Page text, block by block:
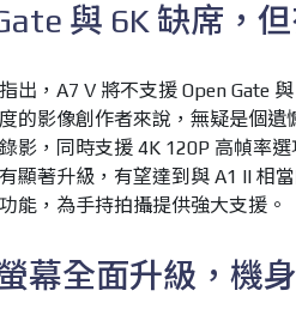
與 6K 缺席，
出，A7 V 將不支援 Open Gate
的影像創作者來說，無疑是個
影，同時支援 4K 120P 高幀率
顯著升級，有望達到與 A1 II 相
能，為手持拍攝提供強大支援。
幕全面升級，機